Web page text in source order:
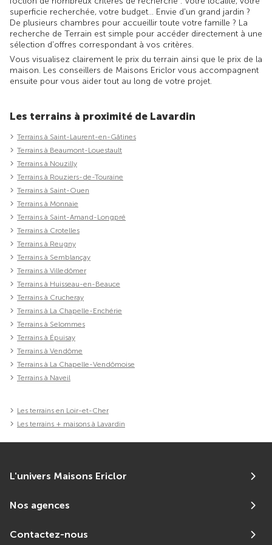
superficie recherchée, votre budget... Envie d'un grand jardin ?
De plusieurs chambres pour accueillir toute votre famille ? La
recherche de Terrain est simple pour accéder directement à une
sélection d'offres correspondant à vos critères.
Vous visualisez clairement le prix du terrain ainsi que le prix de la
maison. Les conseillers de Maisons Ericlor vous accompagnent
ensuite pour vous aider tout au long de votre projet.
Les terrains à proximité de Lavardin
Terrains à Saint-Laurent-en-Gâtines
Terrains à Beaumont-Louestault
Terrains à Nouzilly
Terrains à Rouziers-de-Touraine
Terrains à Saint-Ouen
Terrains à Monnaie
Terrains à Saint-Amand-Longpré
Terrains à Crotelles
Terrains à Reugny
Terrains à Semblançay
Terrains à Villedômer
Terrains à Huisseau-en-Beauce
Terrains à Crucheray
Terrains à La Chapelle-Enchérie
Terrains à Selommes
Terrains à Épuisay
Terrains à Vendôme
Terrains à La Chapelle-Vendômoise
Terrains à Naveil
Les terrains en Loir-et-Cher
Les terrains + maisons à Lavardin
L'univers Maisons Ericlor
Nos agences
Contactez-nous